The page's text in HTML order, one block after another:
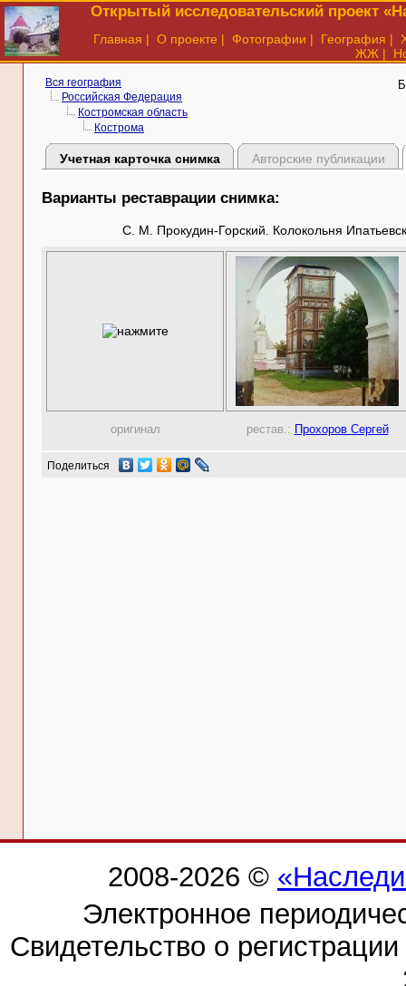
Открытый исследовательский проект
Главная | О проекте | Фотографии | География |
ЖЖ |
Вся география
Российская Федерация
Костромская область
Кострома
Учетная карточка снимка Авторские публикации
Варианты реставрации снимка:
С. М. Прокудин-Горский. Колокольня
оригинал рестав.: Прохоров Сергей
Поделиться
2008-2026 ©
Электронное
Свидетельство о